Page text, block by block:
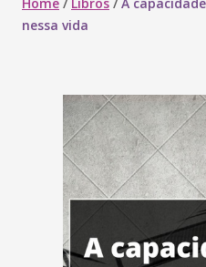
nessa vida